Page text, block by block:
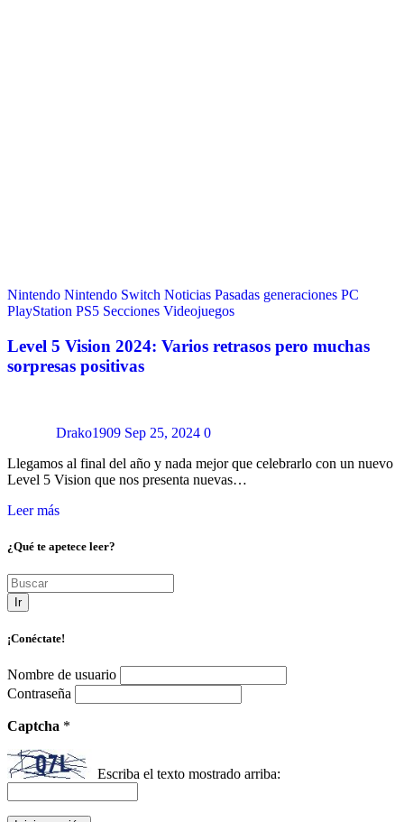
Nintendo Nintendo Switch Noticias Pasadas generaciones PC
PlayStation PS5 Secciones Videojuegos
Level 5 Vision 2024: Varios retrasos pero muchas
sorpresas positivas
Drako1909 Sep 25, 2024 0
Llegamos al final del año y nada mejor que celebrarlo con un nuevo
Level 5 Vision que nos presenta nuevas…
Leer más
¿Qué te apetece leer?
Ir
¡Conéctate!
Nombre de usuario
Contraseña
Captcha *
Escriba el texto mostrado arriba: